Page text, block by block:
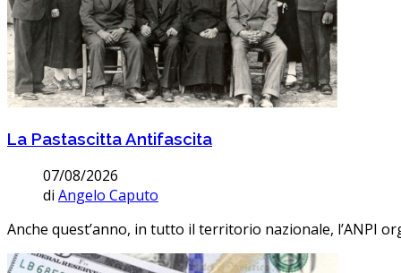
La Pastascitta Antifascita
07/08/2026
di Angelo Caputo
Anche quest’anno, in tutto il territorio nazionale, l’ANPI